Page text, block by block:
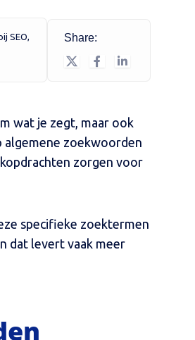
SEO,
Share:
wat je zegt, maar ook
algemene zoekwoorden
zorgen voor
specifieke zoektermen
dat levert vaak meer